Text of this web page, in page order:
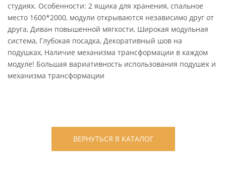
студиях. Особенности: 2 ящика для хранения, спальное
место 1600*2000, модули открываются независимо друг от
друга, Диван повышенной мягкости, Широкая модульная
система, Глубокая посадка, Декоративный шов на
подушках, Наличие механизма трансформации в каждом
модуле! Большая вариативность использования подушек и
механизма трансформации
ВЕРНУТЬСЯ В КАТАЛОГ